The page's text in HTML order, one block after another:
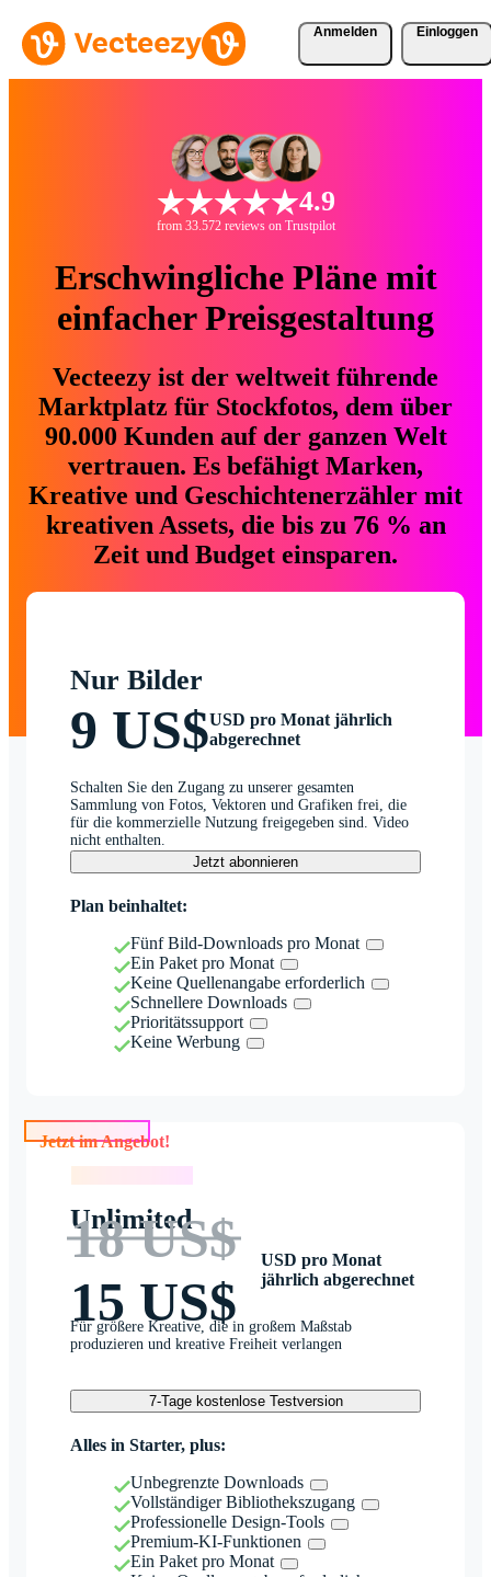
Anmelden Einloggen
4.9
from 33.572 reviews on Trustpilot
Erschwingliche Pläne mit
einfacher Preisgestaltung
Vecteezy ist der weltweit führende
Marktplatz für Stockfotos, dem über
90.000 Kunden auf der ganzen Welt
vertrauen. Es befähigt Marken,
Kreative und Geschichtenerzähler mit
kreativen Assets, die bis zu 76 % an
Zeit und Budget einsparen.
Nur Bilder
9 US$USD pro Monat jährlich
abgerechnet
Schalten Sie den Zugang zu unserer gesamten
Sammlung von Fotos, Vektoren und Grafiken frei, die
für die kommerzielle Nutzung freigegeben sind. Video
nicht enthalten.
Jetzt abonnieren
Plan beinhaltet:
Fünf Bild-Downloads pro Monat
Ein Paket pro Monat
Keine Quellenangabe erforderlich
Schnellere Downloads
Prioritätssupport
Keine Werbung
Jetzt im Angebot!
Unlimited
18 US$
15 US$
USD pro Monat
jährlich abgerechnet
Für größere Kreative, die in großem Maßstab
produzieren und kreative Freiheit verlangen
7-Tage kostenlose Testversion
Alles in Starter, plus:
Unbegrenzte Downloads
Vollständiger Bibliothekszugang
Professionelle Design-Tools
Premium-KI-Funktionen
Ein Paket pro Monat